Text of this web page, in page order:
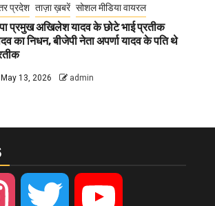
प्रदेश ताज़ा ख़बरें सोशल मीडिया वायरल
प्रमुख अखिलेश यादव के छोटे भाई प्रतीक
का निधन, बीजेपी नेता अपर्णा यादव के पति थे
13, 2026 admin
Instagram Twitter